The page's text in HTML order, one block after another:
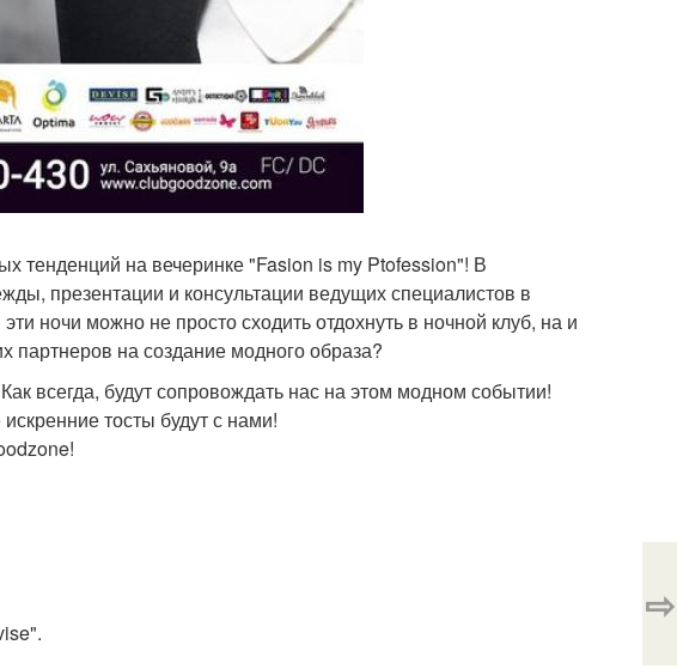
тенденций на вечеринке "Fasion is my Ptofession"! В
презентации и консультации ведущих специалистов в
ночи можно не просто сходить отдохнуть в ночной клуб, на и
партнеров на создание модного образа?
всегда, будут сопровождать нас на этом модном событии!
тосты будут с нами!
⇨